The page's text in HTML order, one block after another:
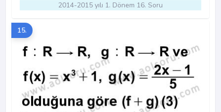
2014-2015 yılı 1. Dönem 16. Soru
15.